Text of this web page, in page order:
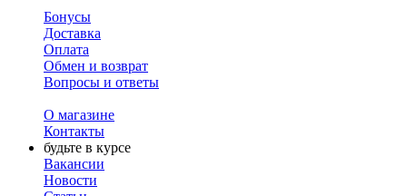
Бонусы
Доставка
Оплата
Обмен и возврат
Вопросы и ответы
О магазине
Контакты
будьте в курсе
Вакансии
Новости